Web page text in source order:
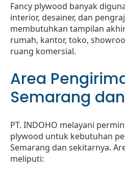
Fancy plywood banyak
interior, desainer, dan
membutuhkan tampilan
rumah, kantor, toko,
ruang komersial.
Area
Semarang
PT. INDOHO melayani
plywood untuk kebutuhan
Semarang dan sekitarnya.
meliputi: